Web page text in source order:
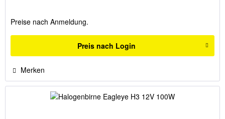
Preise nach Anmeldung.
Preis nach Login
Merken